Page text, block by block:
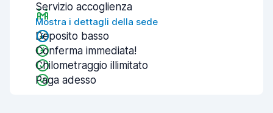
Servizio accoglienza
Mostra i dettagli della sede
Deposito basso
Conferma immediata!
Chilometraggio illimitato
Paga adesso